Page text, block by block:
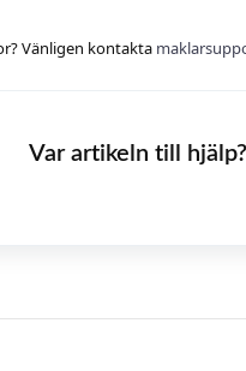
Vänligen kontakta
Var artikeln till hjälp?